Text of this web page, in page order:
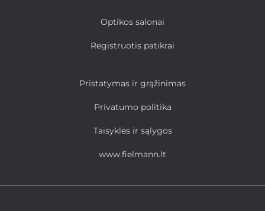
Optikos salonai
Registruotis patikrai
Pristatymas ir grąžinimas
Privatumo politika
Taisyklės ir sąlygos
www.fielmann.lt